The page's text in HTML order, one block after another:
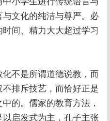
文化的纯洁与尊严。必
间、精力大大超过学习
不是所谓道德说教，而
排斥技艺，而恰好正是
的。儒家的教育方法，
启发式为主，孔子主张